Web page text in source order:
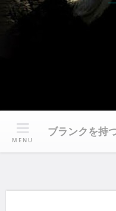
ブランクを持
MENU